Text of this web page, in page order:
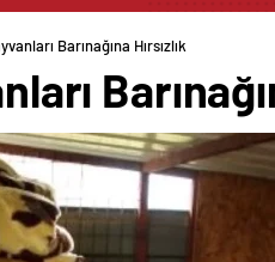
Barınağına Hırsızlık